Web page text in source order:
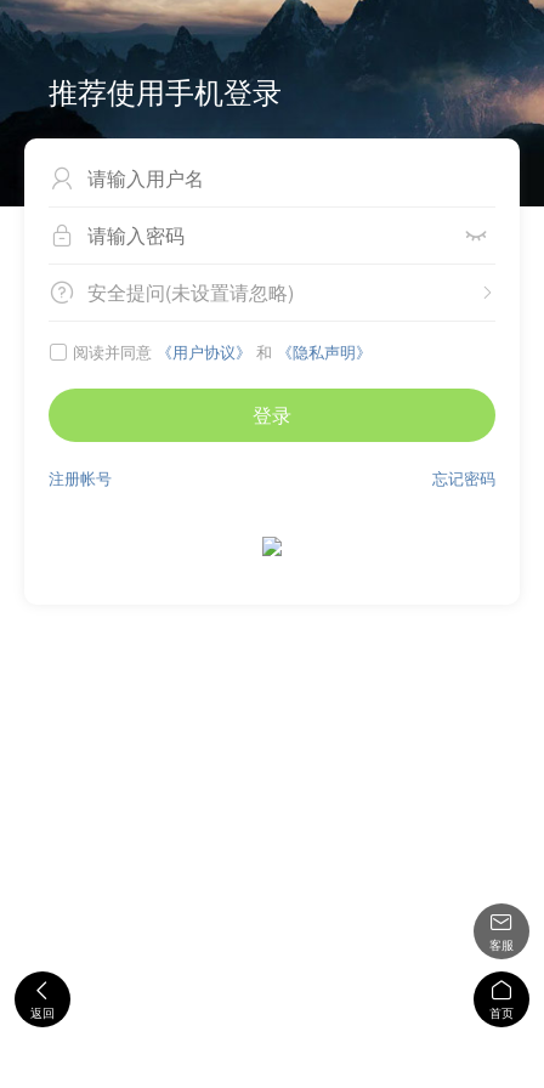
推荐使用手机登录

 
 
安全提问(未设置请忽略)
 阅读并同意 《用户协议》 和 《隐私声明》
登录
忘记密码
注册帐号

返回

客服

首页